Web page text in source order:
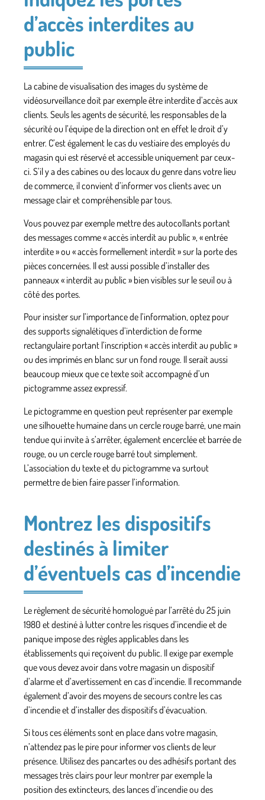
d’accès interdites au
public
La cabine de visualisation des images du système de
vidéosurveillance doit par exemple être interdite d’accès aux
clients. Seuls les agents de sécurité, les responsables de la
sécurité ou l’équipe de la direction ont en effet le droit d’y
entrer. C’est également le cas du vestiaire des employés du
magasin qui est réservé et accessible uniquement par ceux-
ci. S’il y a des cabines ou des locaux du genre dans votre lieu
de commerce, il convient d’informer vos clients avec un
message clair et compréhensible par tous.
Vous pouvez par exemple mettre des autocollants portant
des messages comme « accès interdit au public », « entrée
interdite » ou « accès formellement interdit » sur la porte des
pièces concernées. Il est aussi possible d’installer des
panneaux « interdit au public » bien visibles sur le seuil ou à
côté des portes.
Pour insister sur l’importance de l’information, optez pour
des supports signalétiques d’interdiction de forme
rectangulaire portant l’inscription « accès interdit au public »
ou des imprimés en blanc sur un fond rouge. Il serait aussi
beaucoup mieux que ce texte soit accompagné d’un
pictogramme assez expressif.
Le pictogramme en question peut représenter par exemple
une silhouette humaine dans un cercle rouge barré, une main
tendue qui invite à s’arrêter, également encerclée et barrée de
rouge, ou un cercle rouge barré tout simplement.
L’association du texte et du pictogramme va surtout
permettre de bien faire passer l’information.
Montrez les dispositifs
destinés à limiter
d’éventuels cas d’incendie
Le règlement de sécurité homologué par l’arrêté du 25 juin
1980 et destiné à lutter contre les risques d’incendie et de
panique impose des règles applicables dans les
établissements qui reçoivent du public. Il exige par exemple
que vous devez avoir dans votre magasin un dispositif
d’alarme et d’avertissement en cas d’incendie. Il recommande
également d’avoir des moyens de secours contre les cas
d’incendie et d’installer des dispositifs d’évacuation.
Si tous ces éléments sont en place dans votre magasin,
n’attendez pas le pire pour informer vos clients de leur
présence. Utilisez des pancartes ou des adhésifs portant des
messages très clairs pour leur montrer par exemple la
position des extincteurs, des lances d’incendie ou des